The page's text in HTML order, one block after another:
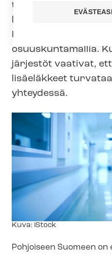
toimintaansa
la. Myös
Hämeessä
osuuskuntamallia.
jär­jes­töt vaativat,
lisäeläkkeet
yhteydessä.
Kuvateksti
Kuva: iStock
Pohjoiseen Suomeen on